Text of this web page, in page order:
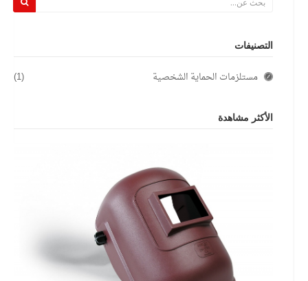
التصنيفات
مستلزمات الحماية الشخصية (1)
الأكثر مشاهدة